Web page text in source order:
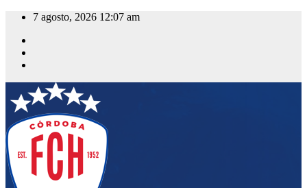
Saltar
contenido
7 agosto, 2026 12:07 am